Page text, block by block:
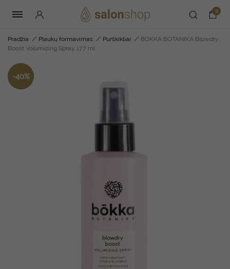
0
Pradžia / Plaukų formavimas / Purškikliai / BOKKA BOTANIKA Blowdry
Boost Volumizing Spray 177 ml
-40%